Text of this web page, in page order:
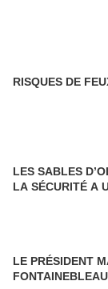
RISQUES DE
LES SABLES
LA SÉCURITÉ A
LE PRÉSIDENT